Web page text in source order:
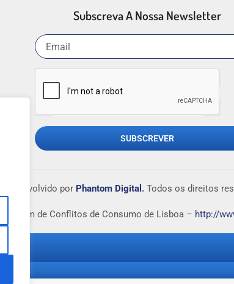
Subscreva A Nossa Newsletter
SUBSCREVER
Desenvolvido por Phantom Digital .Todos os direitos
de Conflitos de Consumo de Lisboa – http://